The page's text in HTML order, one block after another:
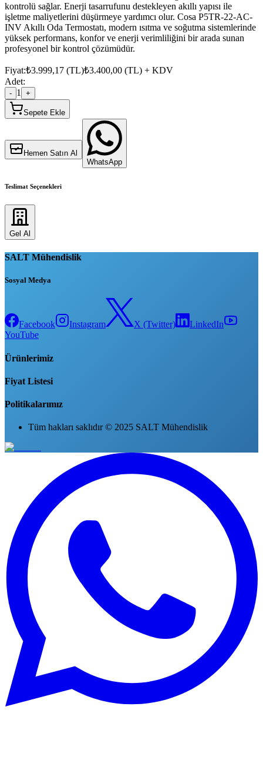
kontrolü sağlar. Enerji tasarrufunu destekleyen akıllı yapısı ile
işletme maliyetlerini düşürmeye yardımcı olur. Cosa P5TR-22-AC-
INV Akıllı Oda Termostatı, modern ısıtma ve soğutma sistemlerinde
yüksek performans, konfor ve enerji verimliliğini bir arada sunan
profesyonel bir kontrol çözümüdür.
Fiyat:₺3.999,17 (TL)₺3.400,00 (TL) + KDV
Adet:
- 1 +
Sepete Ekle
Hemen Satın Al
WhatsApp
Teslimat Seçenekleri
Gel Al
SALT Mühendislik
Sosyal Medya
Facebook Instagram X (Twitter)
LinkedIn
YouTube
Ürünlerimiz
Fiyat Listesi
Politikalarımız
Tüm hakları saklıdır © 2025 SALT Mühendislik